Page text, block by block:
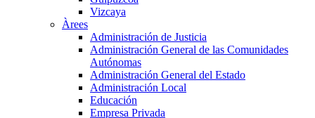
Vizcaya
Àrees
Administración de Justicia
Administración General de las Comunidades
Autónomas
Administración General del Estado
Administración Local
Educación
Empresa Privada